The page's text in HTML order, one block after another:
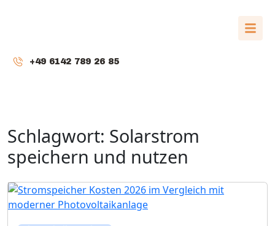
+49 6142 789 26 85
Schlagwort: Solarstrom
speichern und nutzen